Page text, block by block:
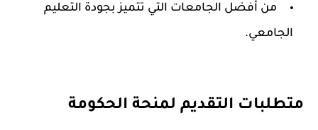
من أفضل الجامعات التي تتميز بجودة التعليم
الجامعي.
متطلبات التقديم لمنحة الحكومة